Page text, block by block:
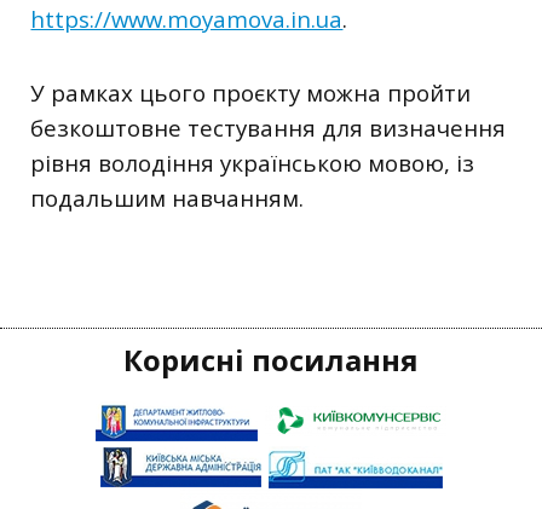
https://www.moyamova.in.ua.
У рамках цього проєкту можна пройти
безкоштовне тестування для визначення
рівня володіння українською мовою, із
подальшим навчанням.
Корисні посилання